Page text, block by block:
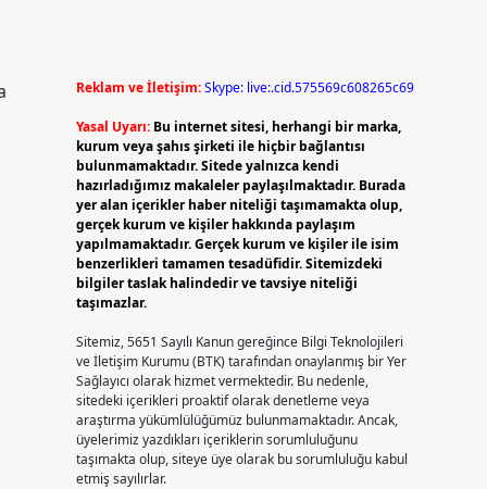
Reklam ve İletişim:Skype: live:.cid.575569c608265c69
Yasal Uyarı: Bu internet sitesi, herhangi bir marka,
kurum veya şahıs şirketi ile hiçbir bağlantısı
bulunmamaktadır. Sitede yalnızca kendi
hazırladığımız makaleler paylaşılmaktadır. Burada
yer alan içerikler haber niteliği taşımamakta olup,
gerçek kurum ve kişiler hakkında paylaşım
yapılmamaktadır. Gerçek kurum ve kişiler ile isim
benzerlikleri tamamen tesadüfidir. Sitemizdeki
bilgiler taslak halindedir ve tavsiye niteliği
taşımazlar.
Sitemiz, 5651 Sayılı Kanun gereğince Bilgi Teknolojileri
ve İletişim Kurumu (BTK) tarafından onaylanmış bir Yer
Sağlayıcı olarak hizmet vermektedir. Bu nedenle,
sitedeki içerikleri proaktif olarak denetleme veya
araştırma yükümlülüğümüz bulunmamaktadır. Ancak,
üyelerimiz yazdıkları içeriklerin sorumluluğunu
taşımakta olup, siteye üye olarak bu sorumluluğu kabul
etmiş sayılırlar.